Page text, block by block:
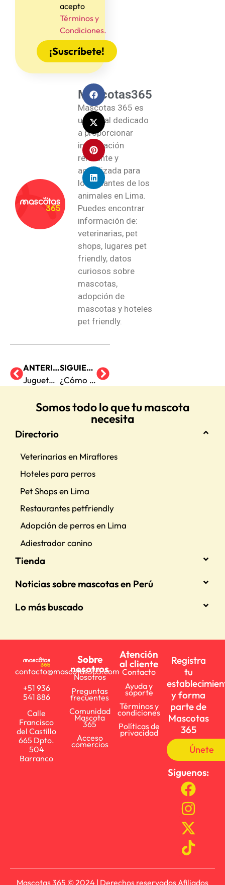
acepto
Términos y
Condiciones.
¡Suscríbete!
Mascotas365
Mascotas 365 es
un portal dedicado
a proporcionar
información
relevante y
actualizada para
los amantes de los
animales en Lima.
Puedes encontrar
información de:
veterinarias, pet
shops, lugares pet
friendly, datos
curiosos sobre
mascotas,
adopción de
mascotas y hoteles
pet friendly.
ANTERIOR
Juguetes más populares para perros
SIGUIENTE
¿Cómo construir un rascador casero para gatos?
Somos todo lo que tu mascota
necesita
Directorio
Veterinarias en Miraflores
Hoteles para perros
Pet Shops en Lima
Restaurantes petfriendly
Adopción de perros en Lima
Adiestrador canino
Tienda
Noticias sobre mascotas en Perú
Lo más buscado
contacto@mascotas365.com
+51 936
541 886
Calle
Francisco
del Castillo
665 Dpto.
504
Barranco
Sobre
nosotros
Nosotros
Preguntas
frecuentes
Comunidad
Mascota
365
Acceso
comercios
Atención
al cliente
Contacto
Ayuda y
soporte
Términos y
condiciones
Políticas de
privacidad
Registra
tu
y forma
parte de
Mascotas
365
Únete
Síguenos:
Mascotas 365 © 2024 | Derechos reservados Afiliados